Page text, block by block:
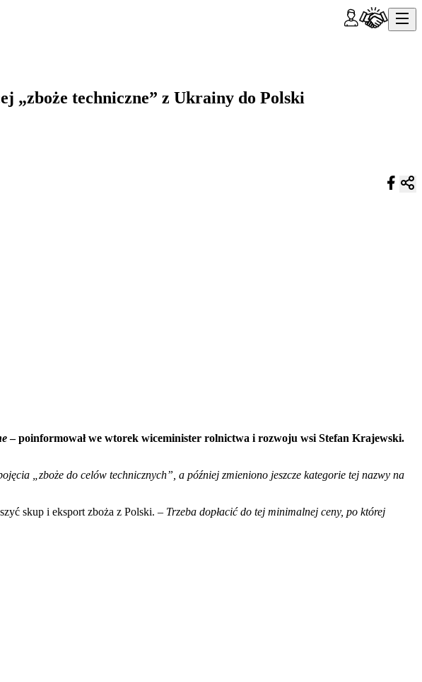
techniczne” z Ukrainy do Polski
– poinformował we wtorek wiceminister rolnictwa i rozwoju wsi Stefan Krajewski.
„zboże do celów technicznych”, a później zmieniono jeszcze kategorie tej nazwy na
skup i eksport zboża z Polski. – Trzeba dopłacić do tej minimalnej ceny, po której